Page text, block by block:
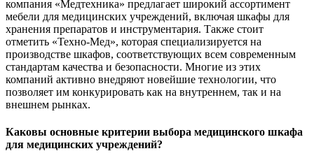
компания «Медтехника» предлагает широкий ассортимент
мебели для медицинских учреждений, включая шкафы для
хранения препаратов и инструментария. Также стоит
отметить «Техно-Мед», которая специализируется на
производстве шкафов, соответствующих всем современным
стандартам качества и безопасности. Многие из этих
компаний активно внедряют новейшие технологии, что
позволяет им конкурировать как на внутреннем, так и на
внешнем рынках.
Каковы основные критерии выбора медицинского шкафа
для медицинских учреждений?